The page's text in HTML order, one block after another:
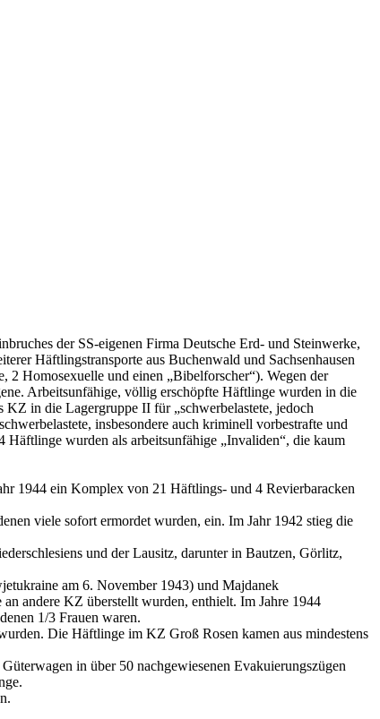
der SS-eigenen Firma Deutsche Erd- und Steinwerke,
Häftlingstransporte aus Buchenwald und Sachsenhausen
2 Homosexuelle und einen „Bibelforscher“). Wegen der
Arbeitsunfähige, völlig erschöpfte Häftlinge wurden in die
in die Lagergruppe II für „schwerbelastete, jedoch
insbesondere auch kriminell vorbestrafte und
Häftlinge wurden als arbeitsunfähige „Invaliden“, die kaum
1944 ein Komplex von 21 Häftlings- und 4 Revierbaracken
viele sofort ermordet wurden, ein. Im Jahr 1942 stieg die
und der Lausitz, darunter in Bautzen, Görlitz,
am 6. November 1943) und Majdanek
andere KZ überstellt wurden, enthielt. Im Jahre 1944
1/3 Frauen waren.
Die Häftlinge im KZ Groß Rosen kamen aus mindestens
in über 50 nachgewiesenen Evakuierungszügen